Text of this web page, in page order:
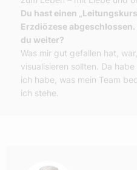
Du hast einen
Erzdiözese
du weiter?
Was mir gut gefallen hat,
visualisieren sollten. Da
ich habe, was mein Team
ich stehe.